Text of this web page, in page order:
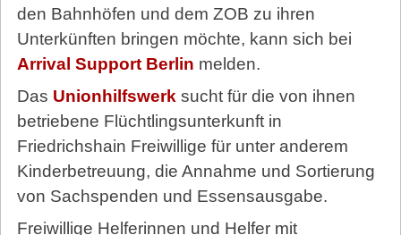
den Bahnhöfen und dem ZOB zu ihren
Unterkünften bringen möchte, kann sich bei
Arrival Support Berlin melden.
Das Unionhilfswerk sucht für die von ihnen
betriebene Flüchtlingsunterkunft in
Friedrichshain Freiwillige für unter anderem
Kinderbetreuung, die Annahme und Sortierung
von Sachspenden und Essensausgabe.
Freiwillige Helferinnen und Helfer mit